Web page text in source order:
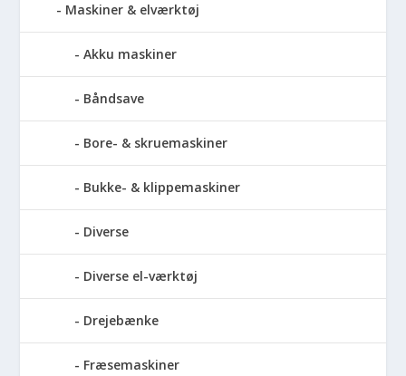
Maskiner & elværktøj
Akku maskiner
Båndsave
Bore- & skruemaskiner
Bukke- & klippemaskiner
Diverse
Diverse el-værktøj
Drejebænke
Fræsemaskiner